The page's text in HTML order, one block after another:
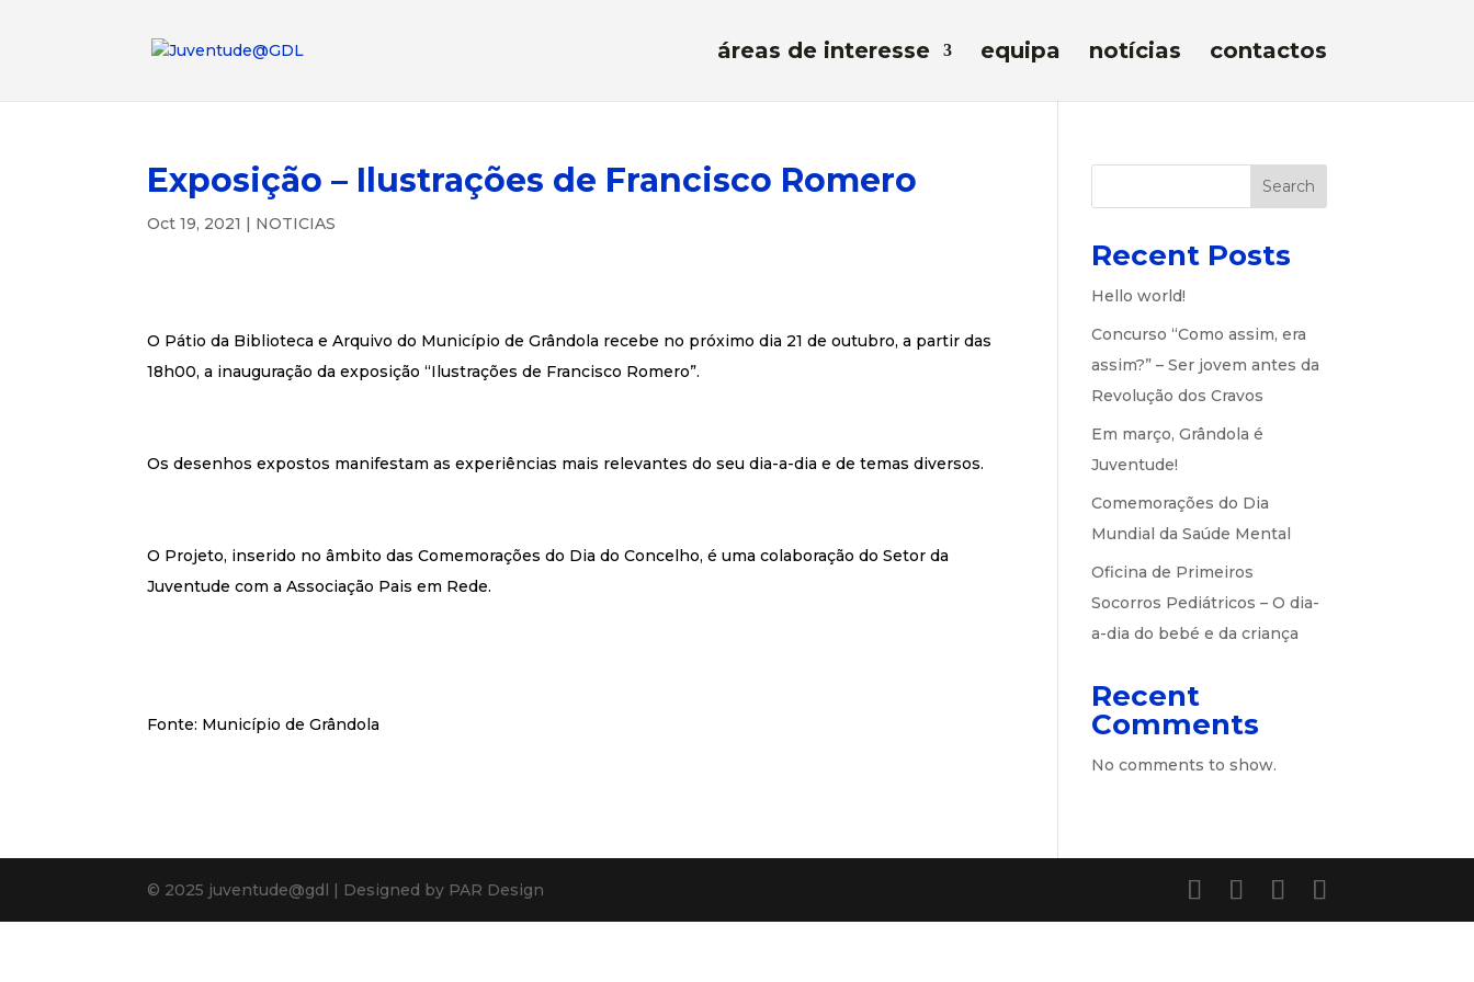
áreas de interesse equipa notícias contactos
Exposição – Ilustrações de Francisco Romero
Oct 19, 2021 | NOTICIAS
O Pátio da Biblioteca e Arquivo do Município de Grândola recebe no próximo dia 21 de outubro, a partir das
18h00, a inauguração da exposição “Ilustrações de Francisco Romero”.
Os desenhos expostos manifestam as experiências mais relevantes do seu dia-a-dia e de temas diversos.
O Projeto, inserido no âmbito das Comemorações do Dia do Concelho, é uma colaboração do Setor da
Juventude com a Associação Pais em Rede.
Fonte: Município de Grândola
Search
Recent Posts
Hello world!
Concurso “Como assim, era
assim?” – Ser jovem antes da
Revolução dos Cravos
Em março, Grândola é
Juventude!
Comemorações do Dia
Mundial da Saúde Mental
Oficina de Primeiros
Socorros Pediátricos – O dia-
a-dia do bebé e da criança
Recent
Comments
No comments to show.
© 2025 juventude@gdl | Designed by PAR Design